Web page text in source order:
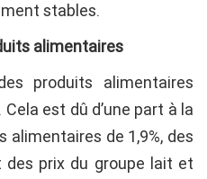
stables.
alimentaires
produits alimentaires
est dû d’une part à la
alimentaires de 1,9%, des
prix du groupe lait et